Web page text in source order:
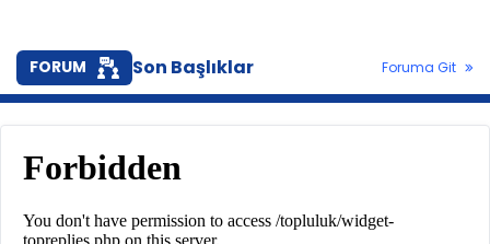
FORUM Son Başlıklar Foruma Git